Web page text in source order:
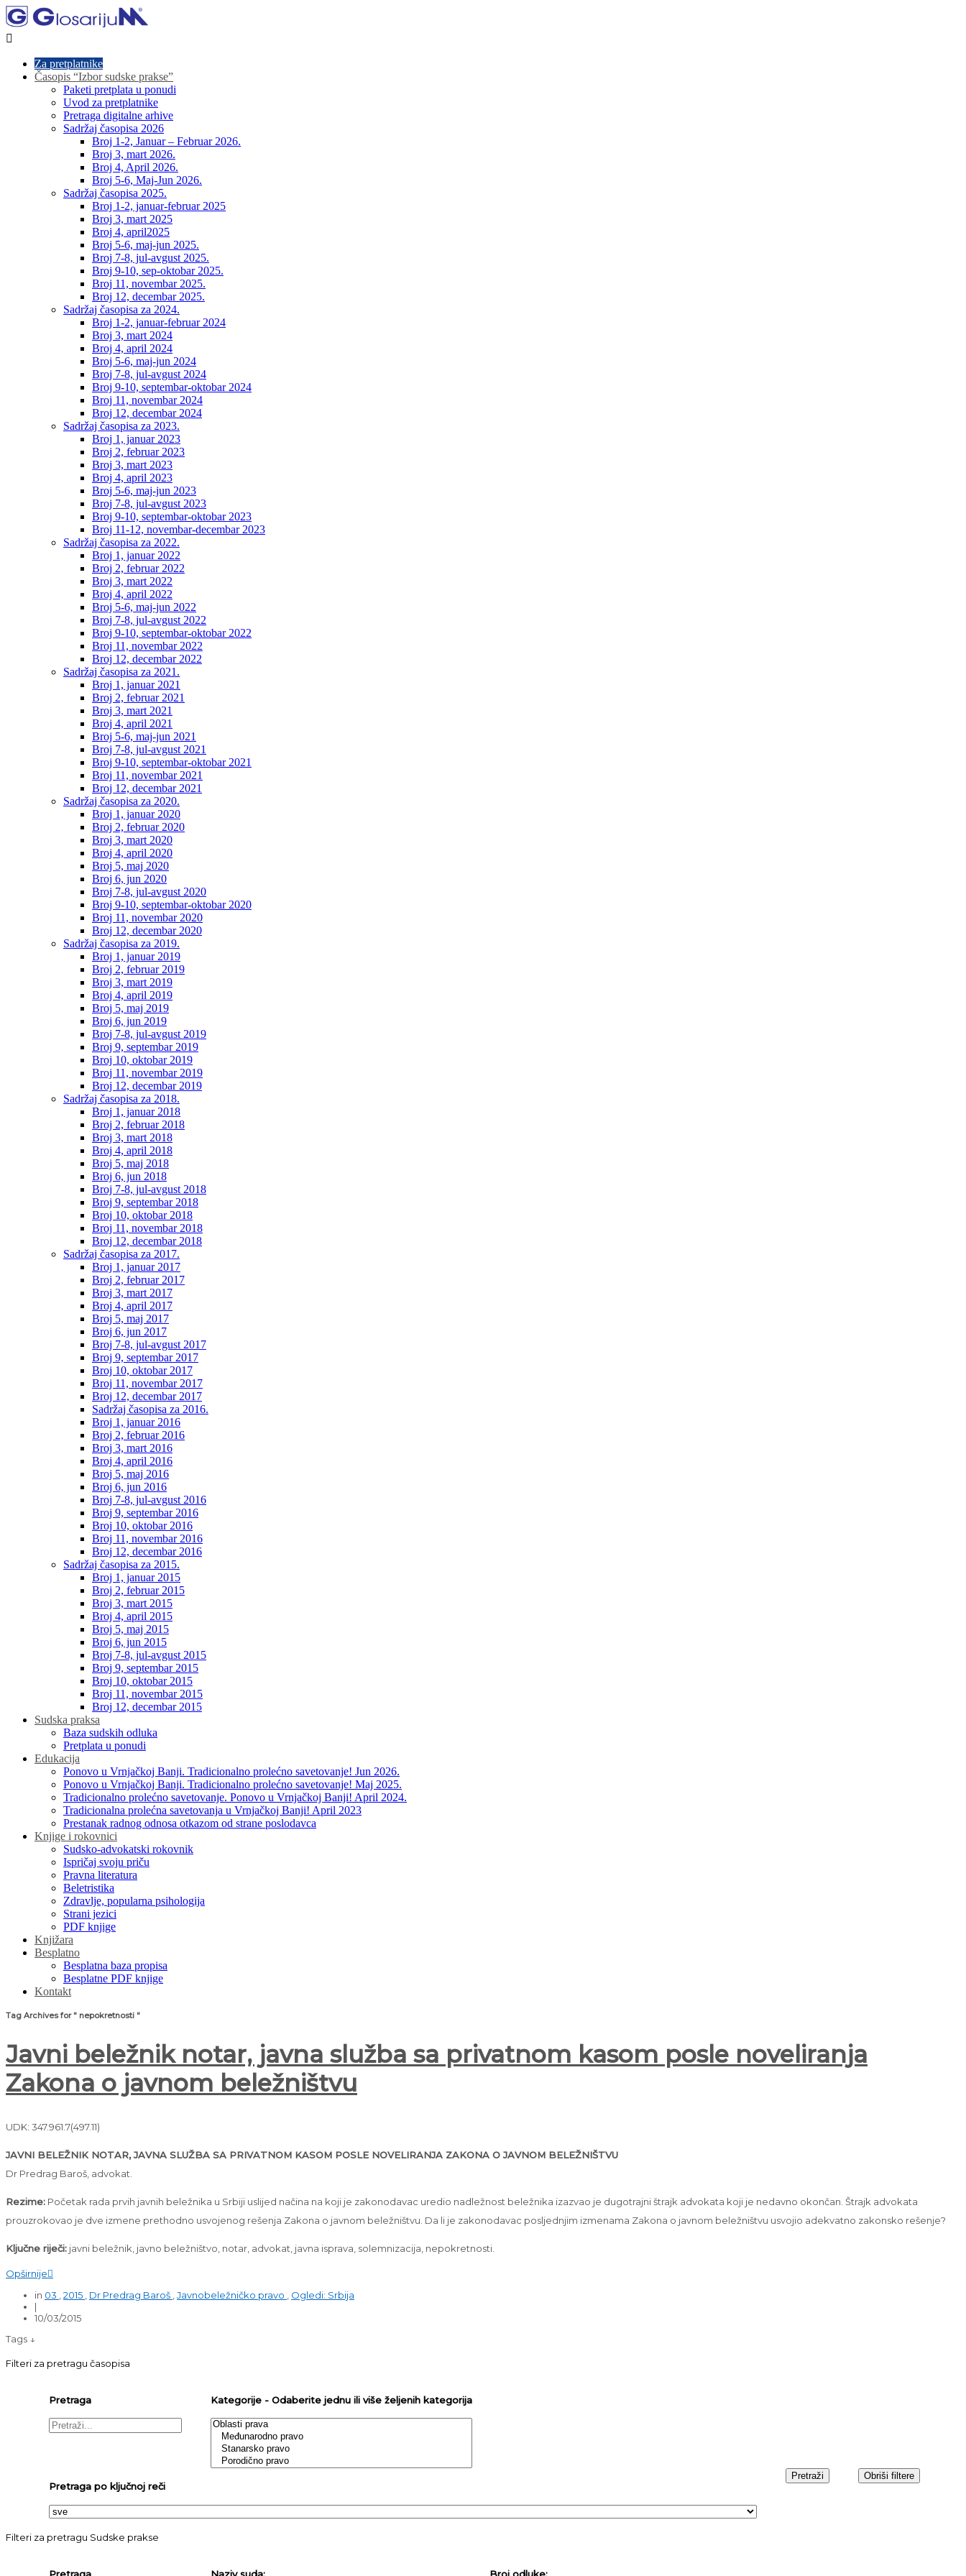

Za pretplatnike
Časopis “Izbor sudske prakse”
Paketi pretplata u ponudi
Uvod za pretplatnike
Pretraga digitalne arhive
Sadržaj časopisa 2026
Broj 1-2, Januar – Februar 2026.
Broj 3, mart 2026.
Broj 4, April 2026.
Broj 5-6, Maj-Jun 2026.
Sadržaj časopisa 2025.
Broj 1-2, januar-februar 2025
Broj 3, mart 2025
Broj 4, april2025
Broj 5-6, maj-jun 2025.
Broj 7-8, jul-avgust 2025.
Broj 9-10, sep-oktobar 2025.
Broj 11, novembar 2025.
Broj 12, decembar 2025.
Sadržaj časopisa za 2024.
Broj 1-2, januar-februar 2024
Broj 3, mart 2024
Broj 4, april 2024
Broj 5-6, maj-jun 2024
Broj 7-8, jul-avgust 2024
Broj 9-10, septembar-oktobar 2024
Broj 11, novembar 2024
Broj 12, decembar 2024
Sadržaj časopisa za 2023.
Broj 1, januar 2023
Broj 2, februar 2023
Broj 3, mart 2023
Broj 4, april 2023
Broj 5-6, maj-jun 2023
Broj 7-8, jul-avgust 2023
Broj 9-10, septembar-oktobar 2023
Broj 11-12, novembar-decembar 2023
Sadržaj časopisa za 2022.
Broj 1, januar 2022
Broj 2, februar 2022
Broj 3, mart 2022
Broj 4, april 2022
Broj 5-6, maj-jun 2022
Broj 7-8, jul-avgust 2022
Broj 9-10, septembar-oktobar 2022
Broj 11, novembar 2022
Broj 12, decembar 2022
Sadržaj časopisa za 2021.
Broj 1, januar 2021
Broj 2, februar 2021
Broj 3, mart 2021
Broj 4, april 2021
Broj 5-6, maj-jun 2021
Broj 7-8, jul-avgust 2021
Broj 9-10, septembar-oktobar 2021
Broj 11, novembar 2021
Broj 12, decembar 2021
Sadržaj časopisa za 2020.
Broj 1, januar 2020
Broj 2, februar 2020
Broj 3, mart 2020
Broj 4, april 2020
Broj 5, maj 2020
Broj 6, jun 2020
Broj 7-8, jul-avgust 2020
Broj 9-10, septembar-oktobar 2020
Broj 11, novembar 2020
Broj 12, decembar 2020
Sadržaj časopisa za 2019.
Broj 1, januar 2019
Broj 2, februar 2019
Broj 3, mart 2019
Broj 4, april 2019
Broj 5, maj 2019
Broj 6, jun 2019
Broj 7-8, jul-avgust 2019
Broj 9, septembar 2019
Broj 10, oktobar 2019
Broj 11, novembar 2019
Broj 12, decembar 2019
Sadržaj časopisa za 2018.
Broj 1, januar 2018
Broj 2, februar 2018
Broj 3, mart 2018
Broj 4, april 2018
Broj 5, maj 2018
Broj 6, jun 2018
Broj 7-8, jul-avgust 2018
Broj 9, septembar 2018
Broj 10, oktobar 2018
Broj 11, novembar 2018
Broj 12, decembar 2018
Sadržaj časopisa za 2017.
Broj 1, januar 2017
Broj 2, februar 2017
Broj 3, mart 2017
Broj 4, april 2017
Broj 5, maj 2017
Broj 6, jun 2017
Broj 7-8, jul-avgust 2017
Broj 9, septembar 2017
Broj 10, oktobar 2017
Broj 11, novembar 2017
Broj 12, decembar 2017
Sadržaj časopisa za 2016.
Broj 1, januar 2016
Broj 2, februar 2016
Broj 3, mart 2016
Broj 4, april 2016
Broj 5, maj 2016
Broj 6, jun 2016
Broj 7-8, jul-avgust 2016
Broj 9, septembar 2016
Broj 10, oktobar 2016
Broj 11, novembar 2016
Broj 12, decembar 2016
Sadržaj časopisa za 2015.
Broj 1, januar 2015
Broj 2, februar 2015
Broj 3, mart 2015
Broj 4, april 2015
Broj 5, maj 2015
Broj 6, jun 2015
Broj 7-8, jul-avgust 2015
Broj 9, septembar 2015
Broj 10, oktobar 2015
Broj 11, novembar 2015
Broj 12, decembar 2015
Sudska praksa
Baza sudskih odluka
Pretplata u ponudi
Edukacija
Ponovo u Vrnjačkoj Banji. Tradicionalno prolećno savetovanje! Jun 2026.
Ponovo u Vrnjačkoj Banji. Tradicionalno prolećno savetovanje! Maj 2025.
Tradicionalno prolećno savetovanje. Ponovo u Vrnjačkoj Banji! April 2024.
Tradicionalna prolećna savetovanja u Vrnjačkoj Banji! April 2023
Prestanak radnog odnosa otkazom od strane poslodavca
Knjige i rokovnici
Sudsko-advokatski rokovnik
Ispričaj svoju priču
Pravna literatura
Beletristika
Zdravlje, popularna psihologija
Strani jezici
PDF knjige
Knjižara
Besplatno
Besplatna baza propisa
Besplatne PDF knjige
Kontakt
Tag Archives for " nepokretnosti "
Javni beležnik notar, javna služba sa privatnom kasom posle noveliranja
Zakona o javnom beležništvu
UDK: 347.961.7(497.11)
JAVNI BELEŽNIK NOTAR, JAVNA SLUŽBA SA PRIVATNOM KASOM POSLE NOVELIRANJA ZAKONA O JAVNOM BELEŽNIŠTVU
Dr Predrag Baroš, advokat.
Rezime: Početak rada prvih javnih beležnika u Srbiji uslijed načina na koji je zakonodavac uredio nadležnost beležnika izazvao je dugotrajni štrajk advokata koji je nedavno okončan. Štrajk advokata
prouzrokovao je dve izmene prethodno usvojenog rešenja Zakona o javnom beležništvu. Da li je zakonodavac posljednjim izmenama Zakona o javnom beležništvu usvojio adekvatno zakonsko rešenje?
Ključne riječi: javni beležnik, javno beležništvo, notar, advokat, javna isprava, solemnizacija, nepokretnosti.
Opširnije
in 03 2015 Dr Predrag Baroš Javnobeležničko pravo
Ogledi: Srbija
|
10/03/2015
Tags ↓
Filteri za pretragu časopisa
Pretraga Kategorije - Odaberite jednu ili više željenih kategorija
Pretraga po ključnoj reči
Filteri za pretragu Sudske prakse